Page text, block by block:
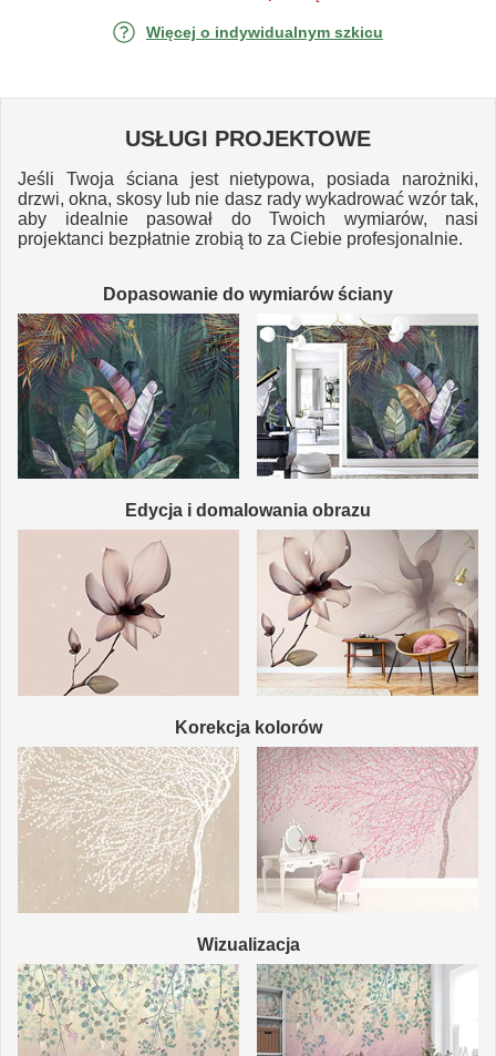
Więcej o indywidualnym szkicu
USŁUGI PROJEKTOWE
Jeśli Twoja ściana jest nietypowa, posiada narożniki,
drzwi, okna, skosy lub nie dasz rady wykadrować wzór tak,
aby idealnie pasował do Twoich wymiarów, nasi
projektanci bezpłatnie zrobią to za Ciebie profesjonalnie.
Dopasowanie do wymiarów ściany
Edycja i domalowania obrazu
Korekcja kolorów
Wizualizacja